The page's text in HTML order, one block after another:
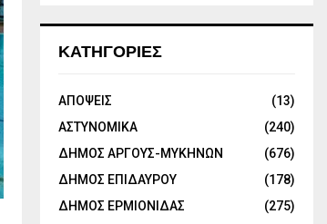
ΚΑΤΗΓΟΡΙΕΣ
ΑΠΟΨΕΙΣ
(13)
ΑΣΤΥΝΟΜΙΚΑ
(240)
ΔΗΜΟΣ ΑΡΓΟΥΣ-ΜΥΚΗΝΩΝ
(676)
ΔΗΜΟΣ ΕΠΙΔΑΥΡΟΥ
(178)
ΔΗΜΟΣ ΕΡΜΙΟΝΙΔΑΣ
(275)